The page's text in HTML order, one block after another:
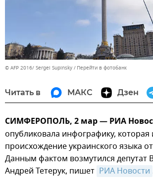
© AFP 2016/ Sergei Supinsky Перейти в фотобанк
Читать в МАКС Дзен
СИМФЕРОПОЛЬ, 2 мар — РИА
опубликовала инфографику,
происхождение украинского языка
Данным фактом возмутился депутат
Андрей Тетерук, пишет РИА Новости